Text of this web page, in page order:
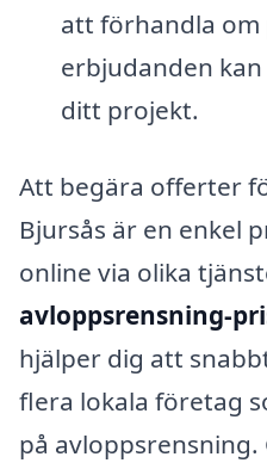
att förhandla om
erbjudanden
ditt projekt.
Att begära offerter
Bjursås är en enkel
online via olika
avloppsrensning-
hjälper dig att
flera lokala företag
på